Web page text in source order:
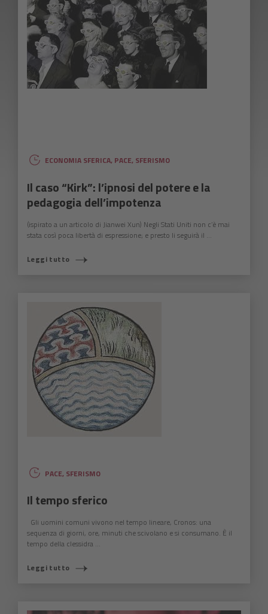
ECONOMIA SFERICA, PACE, SFERISMO
Il caso “Kirk”: l’ipnosi del potere e la
pedagogia dell’impotenza
(ispirato a un articolo di Jianwei Xun) Negli Stati Uniti non c’è mai
stata così poca libertà di espressione; e presto li seguirà il ...
Leggi tutto
PACE, SFERISMO
Il tempo sferico
Gli uomini comuni vivono nel tempo lineare, Cronos: una
sequenza di giorni, ore, minuti che scivolano e si consumano. È il
tempo della clessidra ...
Leggi tutto